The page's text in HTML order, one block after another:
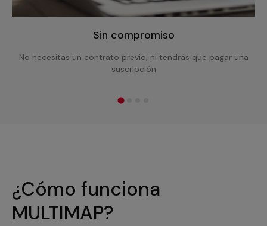
Sin compromiso
No necesitas un contrato previo, ni tendrás que pagar una
suscripción
¿Cómo funciona
MULTIMAP?